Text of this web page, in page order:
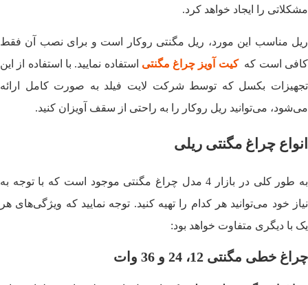
مشکلاتی را ایجاد خواهد کرد.
ریل مناسب این مورد، ریل مگنتی روکار است و برای نصب آن فقط
کافی است که کیت آویز چراغ مگنتی استفاده نمایید. با استفاده از این
تجهیزات بکسل که توسط شرکت لایت فیلد به صورت کامل ارائه
می‌شود، می‌توانید ریل روکار را به راحتی از سقف آویزان کنید.
انواع چراغ مگنتی ریلی
به طور کلی در بازار 4 مدل چراغ مگنتی موجود است که با توجه به
نیاز خود می‌توانید هر کدام را تهیه کنید. توجه نمایید که ویژگی‌های هر
یک با دیگری متفاوت خواهد بود:
چراغ خطی مگنتی 12، 24 و 36 وات